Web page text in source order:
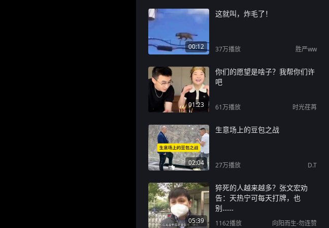
00:12
这就叫，炸毛了！
37万播放 胜严ww
01:23
你们的愿望是啥子？我帮你们许
吧
61万播放 时光荏苒
02:04
生意场上的豆包之战
27万播放 D.T
05:39
猝死的人越来越多？张文宏劝
告：天热宁可每天打牌，也
别……
1162播放 向阳而生-勿连赞